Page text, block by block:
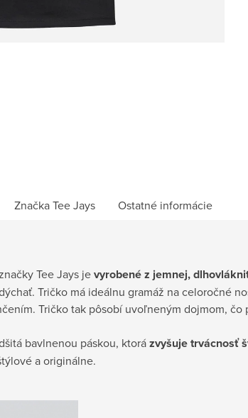
ZnačkaTee Jays Ostatné informácie
Tee Jays jevyrobené z jemnej,
Tričko má ideálnu gramáž na celoročné
Tričko tak pôsobí uvoľneným dojmom, čo
bavlnenou páskou, ktorázvyšuje trvácnosť
a originálne.